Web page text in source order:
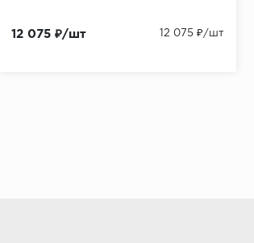
12 075 ₽/шт 12 075 ₽/шт